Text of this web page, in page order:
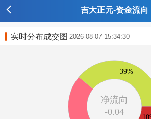
吉大正元-资金流向
实时分布成交图 2026-08-07 15:34:30